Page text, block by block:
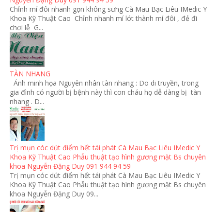
Chỉnh mí đôi nhanh gọn không sưng Cà Mau Bạc Liêu IMedic Y
Khoa Kỹ Thuật Cao Chỉnh nhanh mí lót thành mí đôi , đẻ đi
chơi lễ G...
TÀN NHANG
Ảnh minh họa Nguyên nhân tàn nhang : Do di truyền, trong
gia đình có người bị bệnh này thì con cháu họ dễ dàng bị tàn
nhang . D...
Trị mụn cóc dứt điểm hết tái phát Cà Mau Bạc Liêu IMedic Y
Khoa Kỹ Thuật Cao Phẫu thuật tạo hình gương mặt Bs chuyên
khoa Nguyễn Đặng Duy 091 944 94 59
Trị mụn cóc dứt điểm hết tái phát Cà Mau Bạc Liêu IMedic Y
Khoa Kỹ Thuật Cao Phẫu thuật tạo hình gương mặt Bs chuyên
khoa Nguyễn Đặng Duy 09...